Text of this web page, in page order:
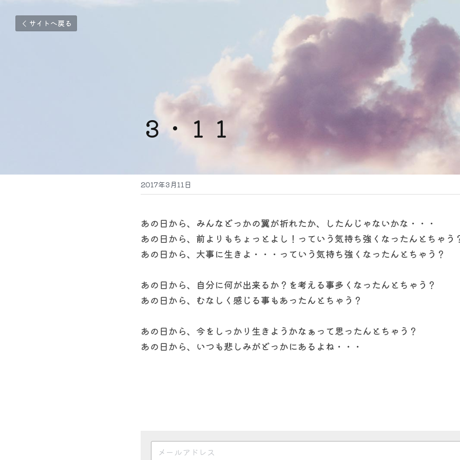
サイトへ戻る
３・１１
2017年3月11日
あの日から、みんなどっかの翼が折れたか、したんじゃないかな・・・
あの日から、前よりもちょっとよし！っていう気持ち強くなったんとちゃう
あの日から、大事に生きよ・・・っていう気持ち強くなったんとちゃう？
あの日から、自分に何が出来るか？を考える事多くなったんとちゃう？
あの日から、むなしく感じる事もあったんとちゃう？
あの日から、今をしっかり生きようかなぁって思ったんとちゃう？
あの日から、いつも悲しみがどっかにあるよね・・・